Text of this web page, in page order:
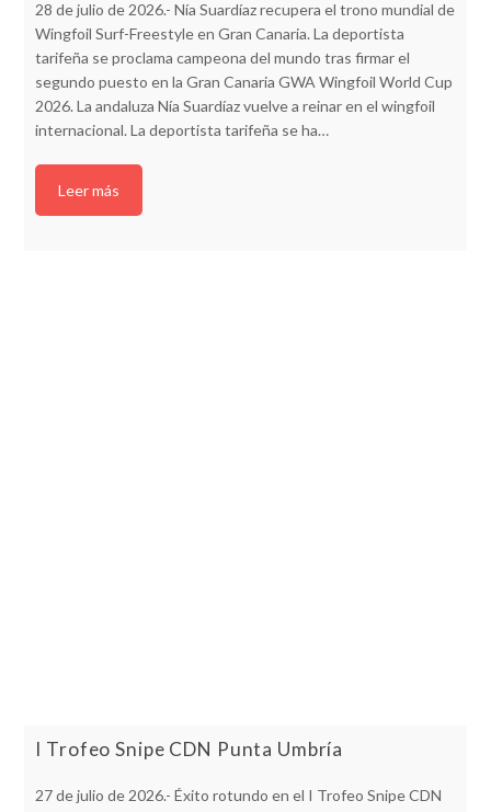
28 de julio de 2026.- Nía Suardíaz recupera el trono mundial de
Wingfoil Surf-Freestyle en Gran Canaria. La deportista
tarifeña se proclama campeona del mundo tras firmar el
segundo puesto en la Gran Canaria GWA Wingfoil World Cup
2026. La andaluza Nía Suardíaz vuelve a reinar en el wingfoil
internacional. La deportista tarifeña se ha…
Leer más
I Trofeo Snipe CDN Punta Umbría
27 de julio de 2026.- Éxito rotundo en el I Trofeo Snipe CDN